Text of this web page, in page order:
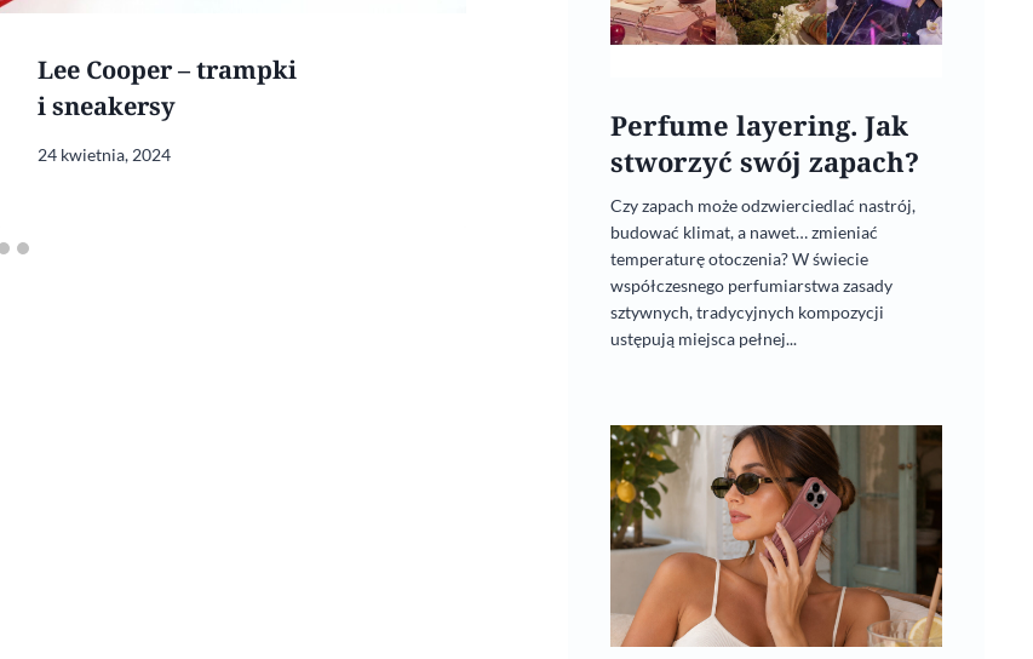
Lee Cooper – trampki
i sneakersy
24 kwietnia, 2024
Perfume layering. Jak
stworzyć swój zapach?
Czy zapach może odzwierciedlać nastrój,
budować klimat, a nawet… zmieniać
temperaturę otoczenia? W świecie
współczesnego perfumiarstwa zasady
sztywnych, tradycyjnych kompozycji
ustępują miejsca pełnej...